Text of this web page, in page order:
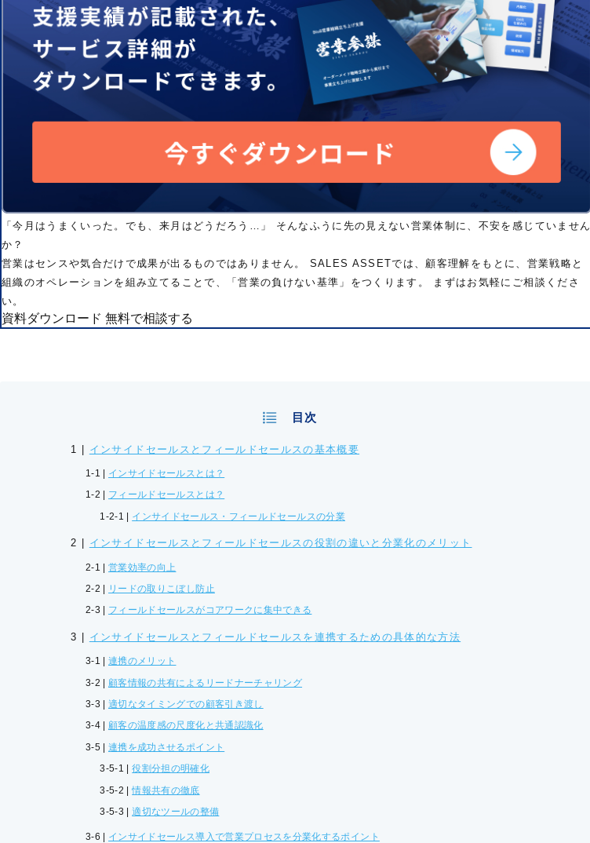
「今月はうまくいった。でも、来月はどうだろう…」 そんなふうに先の見えない営業体制に、不安を感じていません
か？
営業はセンスや気合だけで成果が出るものではありません。 SALES ASSETでは、顧客理解をもとに、営業戦略と
組織のオペレーションを組み立てることで、「営業の負けない基準」をつくります。 まずはお気軽にご相談くださ
い。
資料ダウンロード 無料で相談する
目次
インサイドセールスとフィールドセールスの基本概要
インサイドセールスとは？
フィールドセールスとは？
インサイドセールス・フィールドセールスの分業
インサイドセールスとフィールドセールスの役割の違いと分業化のメリット
営業効率の向上
リードの取りこぼし防止
フィールドセールスがコアワークに集中できる
インサイドセールスとフィールドセールスを連携するための具体的な方法
連携のメリット
顧客情報の共有によるリードナーチャリング
適切なタイミングでの顧客引き渡し
顧客の温度感の尺度化と共通認識化
連携を成功させるポイント
役割分担の明確化
情報共有の徹底
適切なツールの整備
インサイドセールス導入で営業プロセスを分業化するポイント